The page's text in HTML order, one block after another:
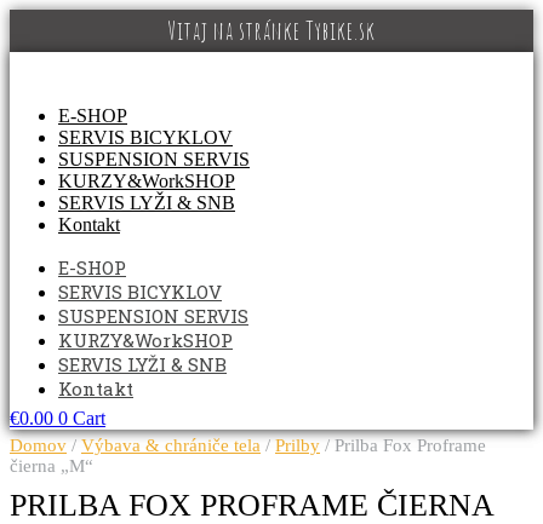
Vitaj na stránke Tybike.sk
E-SHOP
SERVIS BICYKLOV
SUSPENSION SERVIS
KURZY&WorkSHOP
SERVIS LYŽI & SNB
Kontakt
E-SHOP
SERVIS BICYKLOV
SUSPENSION SERVIS
KURZY&WorkSHOP
SERVIS LYŽI & SNB
Kontakt
€0.00 0 Cart
Domov / Výbava & chrániče tela / Prilby / Prilba Fox Proframe
čierna „M“
PRILBA FOX PROFRAME ČIERNA